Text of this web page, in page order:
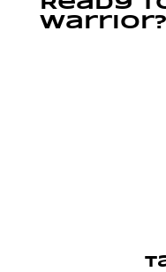
warrior?